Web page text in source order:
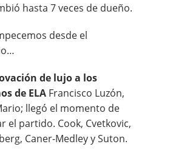
hasta 7 veces de dueño.
desde el
de lujo a los
de ELA Francisco Luzón,
llegó el momento de
el partido. Cook, Cvetkovic,
Caner-Medley y Suton.